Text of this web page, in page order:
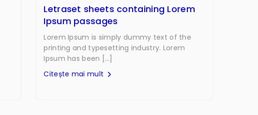
Letraset sheets containing Lorem
Ipsum passages
Lorem Ipsum is simply dummy text of the
printing and typesetting industry. Lorem
Ipsum has been […]
Citește mai mult